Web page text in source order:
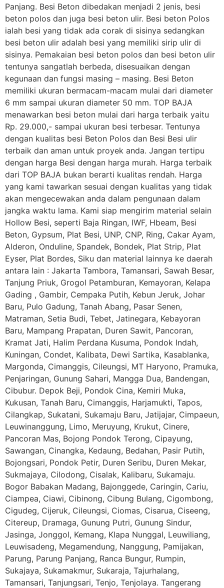
Panjang. Besi Beton dibedakan menjadi 2 jenis, besi
beton polos dan juga besi beton ulir. Besi beton Polos
ialah besi yang tidak ada corak di sisinya sedangkan
besi beton ulir adalah besi yang memiliki sirip ulir di
sisinya. Pemakaian besi beton polos dan besi beton ulir
tentunya sangatlah berbeda, disesuaikan dengan
kegunaan dan fungsi masing – masing. Besi Beton
memiliki ukuran bermacam-macam mulai dari diameter
6 mm sampai ukuran diameter 50 mm. TOP BAJA
menawarkan besi beton mulai dari harga terbaik yaitu
Rp. 29.000,- sampai ukuran besi terbesar. Tentunya
dengan kualitas besi Beton Polos dan Besi Besi ulir
terbaik dan aman untuk proyek anda. Jangan tertipu
dengan harga Besi dengan harga murah. Harga terbaik
dari TOP BAJA bukan berarti kualitas rendah. Harga
yang kami tawarkan sesuai dengan kualitas yang tidak
akan mengecewakan anda dalam pengunaan dalam
jangka waktu lama. Kami siap mengirim material selain
Hollow Besi, seperti Baja Ringan, IWF, Hbeam, Besi
Beton, Gypsum, Plat Besi, UNP, CNP, Ring, Cakar Ayam,
Alderon, Onduline, Spandek, Bondek, Plat Strip, Plat
Eyser, Plat Bordes, Siku dan material lainnya ke daerah
antara lain : Jakarta Tambora, Tamansari, Sawah Besar,
Tanjung Priuk, Grogol Petamburan, Kemayoran, Kelapa
Gading , Gambir, Cempaka Putih, Kebun Jeruk, Johar
Baru, Pulo Gadung, Tanah Abang, Pasar Senen,
Matraman, Setia Budi, Tebet, Jatinegara, Kebayoran
Baru, Mampang Prapatan, Duren Sawit, Pancoran,
Kramat Jati, Halim Perdana Kusuma, Pondok Indah,
Kuningan, Condet, Kalibata, Dewi Sartika, Kasablanka,
Margonda, Cimanggis, Cileungsi, MT Haryono, Pramuka,
Penjaringan, Gunung Sahari, Mangga Dua, Bandengan,
Cibubur. Depok Beji, Pondok Cina, Kemiri Muka,
Kukusan, Tanah Baru, Cimanggis, Harjamukti, Tapos,
Cilangkap, Sukatani, Sukamaju Baru, Jatijajar, Cimpaeun,
Leuwinanggung, Limo, Meruyung, Krukut, Cinere,
Pancoran Mas, Bojong Pondok Terong, Cipayung,
Sawangan, Cinangka, Kedaung, Bedahan, Pasir Putih,
Bojongsari, Pondok Petir, Duren Seribu, Duren Mekar,
Sukmajaya, Cilodong, Cisalak, Kalibaru, Sukamaju.
Bogor Babakan Madang, Bajonggede, Caringin, Cariu,
Ciampea, Ciawi, Cibinong, Cibung Bulang, Cigombong,
Cigudeg, Cijeruk, Cileungsi, Ciomas, Cisarua, Ciseeng,
Citereup, Dramaga, Gunung Putri, Gunung Sindur,
Jasinga, Jonggol, Kemang, Klapa Nunggal, Leuwiliang,
Leuwisadeng, Megamendung, Nanggung, Pamijakan,
Parung, Parung Panjang, Ranca Bungur, Rumpin,
Sukajaya, Sukamakmur, Sukaraja, Tajurhalang,
Tamansari, Tanjungsari, Tenjo, Tenjolaya. Tangerang